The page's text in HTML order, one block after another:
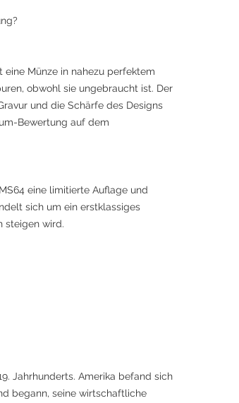
eine Münze in nahezu perfektem
obwohl sie ungebraucht ist. Der
und die Schärfe des Designs
Bewertung auf dem
eine limitierte Auflage und
sich um ein erstklassiges
steigen wird.
Jahrhunderts. Amerika befand sich
begann, seine wirtschaftliche